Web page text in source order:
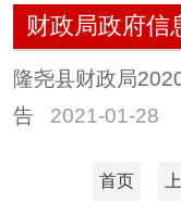
财政局政府信
隆尧县财政局
告
2021-01-28
首页